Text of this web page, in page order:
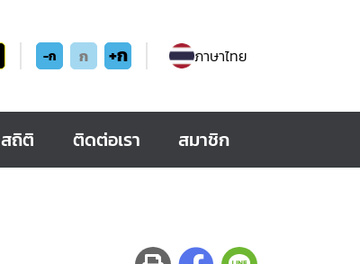
-ก ก +ก ภาษาไทย
สถิติ ติดต่อเรา สมาชิก